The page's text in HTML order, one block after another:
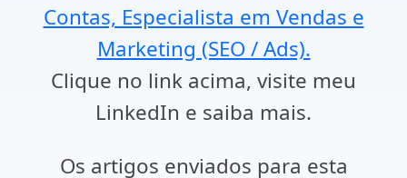
Contas, Especialista em Vendas e
Marketing (SEO / Ads).
Clique no link acima, visite meu
LinkedIn e saiba mais.
Os artigos enviados para esta